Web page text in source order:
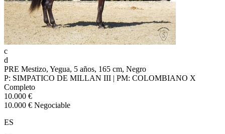
c
d
PRE Mestizo, Yegua, 5 años, 165 cm, Negro
P: SIMPATICO DE MILLAN III | PM: COLOMBIANO X
Completo
10.000 €
10.000 € Negociable
ES